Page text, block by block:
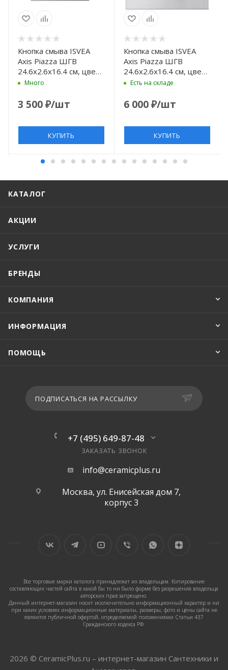
Кнопка смыва ISVEA
Axis Piazza ШГВ
24.6x2.6x16.4 см, цвет
хром
Много
3 500₽/шт
КУПИТЬ
Кнопка смыва ISVEA
Axis Piazza ШГВ
24.6x2.6x16.4 см, цвет
белый матовый
Есть на складе
6 000₽/шт
КУПИТЬ
КАТАЛОГ
АКЦИИ
УСЛУГИ
БРЕНДЫ
КОМПАНИЯ
ИНФОРМАЦИЯ
ПОМОЩЬ
ПОДПИСАТЬСЯ НА РАССЫЛКУ
+7 (495) 649-87-48
ЗАКАЗАТЬ ЗВОНОК
info@ceramicplus.ru
Москва, ул. Енисейская дом 7,
корпус 3
Все торговые марки каталога принадлежат их владельцам. Копирование
составляющих частей сайта в какой бы то ни было форме без разрешения владельца
авторских прав запрещено.
Данный интернет-магазин носит исключительно информационный характер и ни
при каких условиях информационные материалы, размеры, фото и цены сайта не
являются публичной офертой, определяемой положениями Статьи 437
Гражданского кодекса РФ.
2026 © CeramicPlus.ru – интернет-магазин Сантехники и